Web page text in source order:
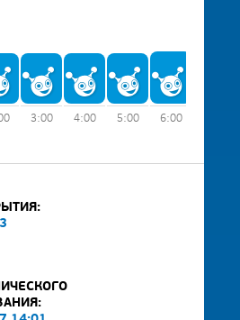
3:00 4:00 5:00 6:00